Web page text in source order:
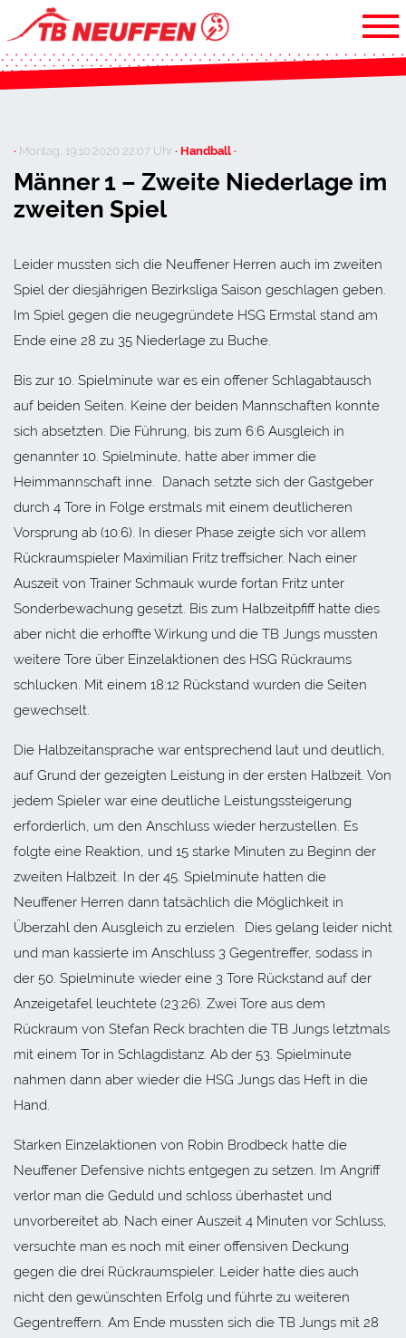
· Montag, 19.10.2020 22:07 Uhr· Handball ·
Männer 1 – Zweite Niederlage im
zweiten Spiel
Leider mussten sich die Neuffener Herren auch im zweiten
Spiel der diesjährigen Bezirksliga Saison geschlagen geben.
Im Spiel gegen die neugegründete HSG Ermstal stand am
Ende eine 28 zu 35 Niederlage zu Buche.
Bis zur 10. Spielminute war es ein offener Schlagabtausch
auf beiden Seiten. Keine der beiden Mannschaften konnte
sich absetzten. Die Führung, bis zum 6:6 Ausgleich in
genannter 10. Spielminute, hatte aber immer die
Heimmannschaft inne. Danach setzte sich der Gastgeber
durch 4 Tore in Folge erstmals mit einem deutlicheren
Vorsprung ab (10:6). In dieser Phase zeigte sich vor allem
Rückraumspieler Maximilian Fritz treffsicher. Nach einer
Auszeit von Trainer Schmauk wurde fortan Fritz unter
Sonderbewachung gesetzt. Bis zum Halbzeitpfiff hatte dies
aber nicht die erhoffte Wirkung und die TB Jungs mussten
weitere Tore über Einzelaktionen des HSG Rückraums
schlucken. Mit einem 18:12 Rückstand wurden die Seiten
gewechselt.
Die Halbzeitansprache war entsprechend laut und deutlich,
auf Grund der gezeigten Leistung in der ersten Halbzeit. Von
jedem Spieler war eine deutliche Leistungssteigerung
erforderlich, um den Anschluss wieder herzustellen. Es
folgte eine Reaktion, und 15 starke Minuten zu Beginn der
zweiten Halbzeit. In der 45. Spielminute hatten die
Neuffener Herren dann tatsächlich die Möglichkeit in
Überzahl den Ausgleich zu erzielen. Dies gelang leider nicht
und man kassierte im Anschluss 3 Gegentreffer, sodass in
der 50. Spielminute wieder eine 3 Tore Rückstand auf der
Anzeigetafel leuchtete (23:26). Zwei Tore aus dem
Rückraum von Stefan Reck brachten die TB Jungs letztmals
mit einem Tor in Schlagdistanz. Ab der 53. Spielminute
nahmen dann aber wieder die HSG Jungs das Heft in die
Hand.
Starken Einzelaktionen von Robin Brodbeck hatte die
Neuffener Defensive nichts entgegen zu setzen. Im Angriff
verlor man die Geduld und schloss überhastet und
unvorbereitet ab. Nach einer Auszeit 4 Minuten vor Schluss,
versuchte man es noch mit einer offensiven Deckung
gegen die drei Rückraumspieler. Leider hatte dies auch
nicht den gewünschten Erfolg und führte zu weiteren
Gegentreffern. Am Ende mussten sich die TB Jungs mit 28